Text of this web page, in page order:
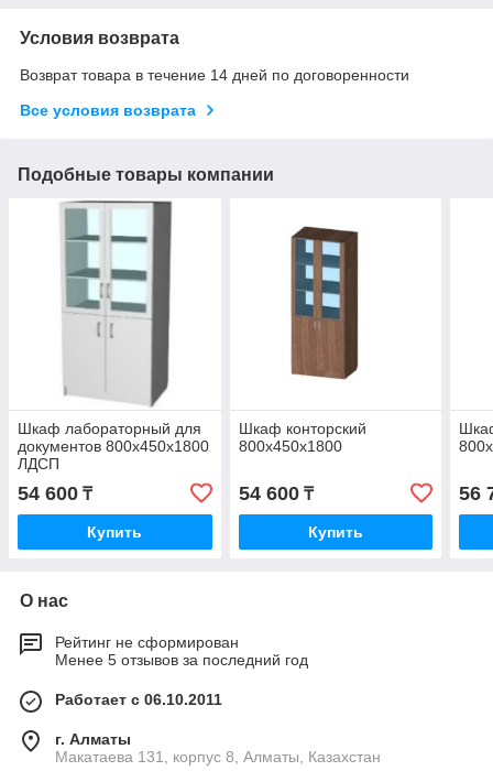
Условия возврата
Возврат товара в течение 14 дней по договоренности
Все условия возврата
Подобные товары компании
Шкаф лабораторный для
документов 800x450x1800
ЛДСП
54 600 ₸
Купить
Шкаф конторский
800x450x1800
54 600₸
Купить
56
О нас
Рейтинг не сформирован
Менее 5 отзывов за последний год
Работает с 06.10.2011
г. Алматы
Макатаева 131, корпус 8, Алматы, Казахстан